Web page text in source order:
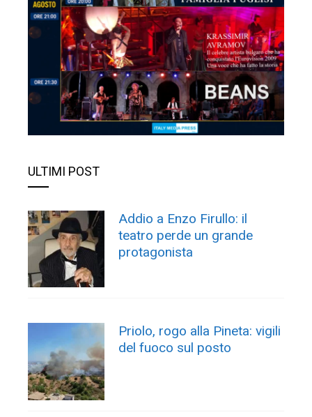
ULTIMI POST
Addio a Enzo Firullo: il
teatro perde un grande
protagonista
Priolo, rogo alla Pineta: vigili
del fuoco sul posto